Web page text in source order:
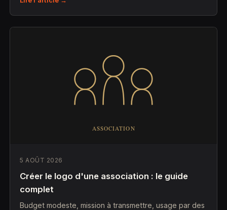
5 AOÛT 2026
Créer le logo d'une association : le guide
complet
Budget modeste, mission à transmettre, usage par des